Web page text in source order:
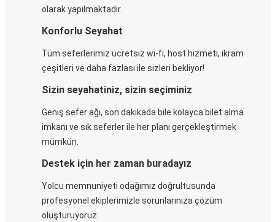
olarak yapılmaktadır.
Konforlu Seyahat
Tüm seferlerimiz ücretsiz wi-fi, host hizmeti, ikram
çeşitleri ve daha fazlası ile sizleri bekliyor!
Sizin seyahatiniz, sizin seçiminiz
Geniş sefer ağı, son dakikada bile kolayca bilet alma
imkanı ve sık seferler ile her planı gerçekleştirmek
mümkün.
Destek için her zaman buradayız
Yolcu memnuniyeti odağımız doğrultusunda
profesyonel ekiplerimizle sorunlarınıza çözüm
oluşturuyoruz.